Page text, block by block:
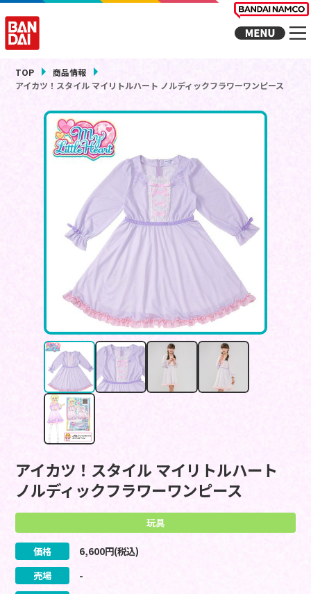
TOP
商品情報
アイカツ！スタイル マイリトルハート ノルディックフラワーワンピース
アイカツ！スタイル マイリトルハート
ノルディックフラワーワンピース
玩具
価格 6,600円(税込)
売場
-